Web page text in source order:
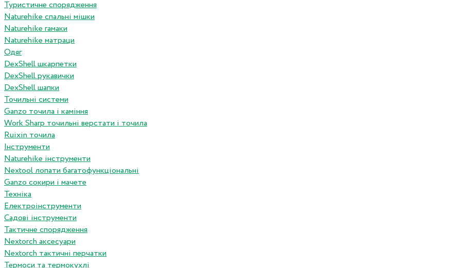
Туристичне спорядження
Naturehike спальні мішки
Naturehike гамаки
Naturehike матраци
Одяг
DexShell шкарпетки
DexShell рукавички
DexShell шапки
Точильні системи
Ganzo точила і каміння
Work Sharp точильні верстати і точила
Ruixin точила
Інструменти
Naturehike інструменти
Nextool лопати багатофункціональні
Ganzo сокири і мачете
Техніка
Електроінструменти
Садові інструменти
Тактичне спорядження
Nextorch аксесуари
Nextorch тактичні перчатки
Термоси та термокухлі